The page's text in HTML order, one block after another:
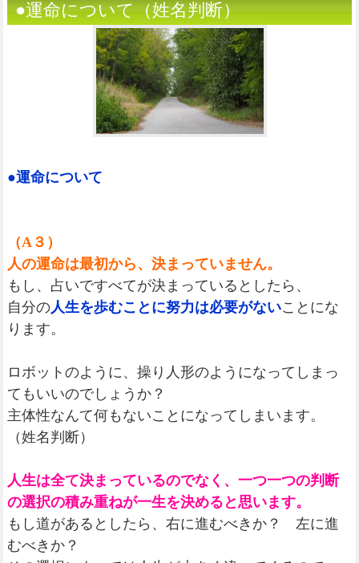
●運命について（姓名判断）
●運命について
（A３）
人の運命は最初から、決まっていません。
もし、占いですべてが決まっているとしたら、
自分の人生を歩むことに努力は必要がないことにな
ります。
ロボットのように、操り人形のようになってしまっ
てもいいのでしょうか？
主体性なんて何もないことになってしまいます。
（姓名判断）
人生は全て決まっているのでなく、一つ一つの判断
の選択の積み重ねが一生を決めると思います。
もし道があるとしたら、右に進むべきか？ 左に進
むべきか？